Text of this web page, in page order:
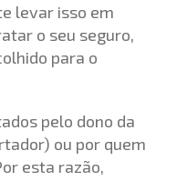
levar isso em
o seu seguro,
para o
pelo dono da
ou por quem
esta razão,